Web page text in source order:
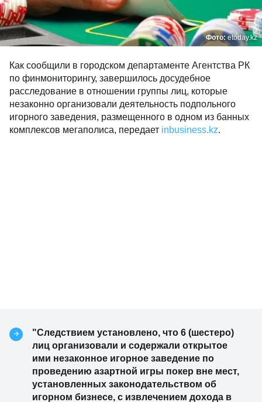
Фото:etoday.kz
Как сообщили в городском департаменте Агентства РК
по финмониторингу, завершилось досудебное
расследование в отношении группы лиц, которые
незаконно организовали деятельность подпольного
игорного заведения, размещенного в одном из банных
комплексов мегаполиса, передает inbusiness.kz.
"Следствием установлено, что 6 (шестеро)
лиц организовали и содержали открытое
ими незаконное игорное заведение по
проведению азартной игры покер вне мест,
установленных законодательством об
игорном бизнесе, с извлечением дохода в